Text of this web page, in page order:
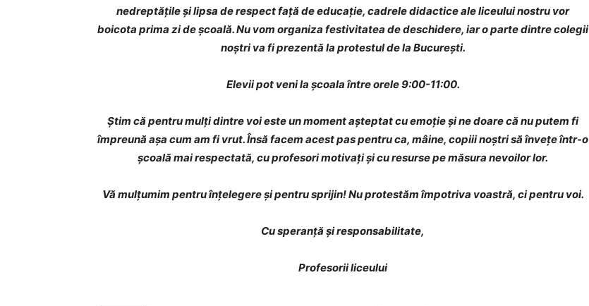
nedreptățile și lipsa de respect față de educație, cadrele didactice ale liceului nostru vor
boicota prima zi de școală. Nu vom organiza festivitatea de deschidere, iar o parte dintre colegii
noștri va fi prezentă la protestul de la București.
Elevii pot veni la școala între orele 9:00-11:00.
Știm că pentru mulți dintre voi este un moment așteptat cu emoție și ne doare că nu putem fi
împreună așa cum am fi vrut. Însă facem acest pas pentru ca, mâine, copiii noștri să învețe într-o
școală mai respectată, cu profesori motivați și cu resurse pe măsura nevoilor lor.
Vă mulțumim pentru înțelegere și pentru sprijin! Nu protestăm împotriva voastră, ci pentru voi.
Cu speranță și responsabilitate,
Profesorii liceului